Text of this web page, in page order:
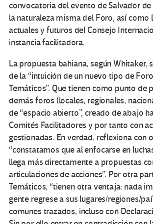
convocatoria del evento de Salvador de
la naturaleza misma del Foro, así como
actuales y futuros del Consejo
instancia facilitadora.
La propuesta bahiana, según Whitaker,
de la “intuición de un nuevo tipo de
Temáticos”. Que tienen como punto de
demás foros (locales, regionales,
de “espacio abierto”, creado de abajo
Comités Facilitadores y por tanto con
gestionadas. En verdad, reflexiona con
“constatamos que al enfocarse en
llega más directamente a propuestas
articulaciones de acciones”. Por otra
Temáticos, “tienen otra ventaja: nada
gente regrese a sus lugares/regiones/
comunes trazados, incluso con